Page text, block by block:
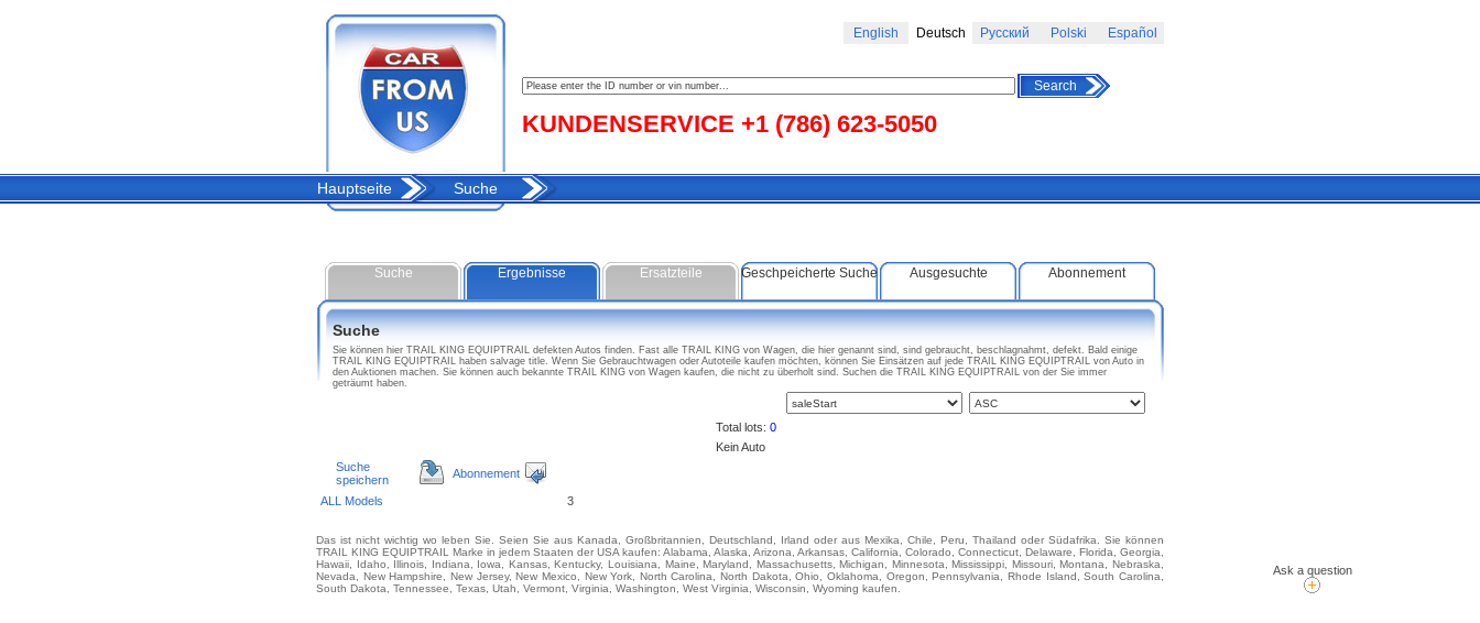
Ask a question
English Deutsch Русский Polski Español
KUNDENSERVICE +1 (786) 623-5050
Search
Hauptseite Suche
Suche Ergebnisse Ersatzteile Geschpeicherte Suche Ausgesuchte Abonnement
Suche
Sie können hier TRAIL KING EQUIPTRAIL defekten Autos finden. Fast alle TRAIL KING von Wagen, die hier genannt sind, sind gebraucht, beschlagnahmt, defekt. Bald einige
TRAIL KING EQUIPTRAIL haben salvage title. Wenn Sie Gebrauchtwagen oder Autoteile kaufen möchten, können Sie Einsätzen auf jede TRAIL KING EQUIPTRAIL von Auto in
den Auktionen machen. Sie können auch bekannte TRAIL KING von Wagen kaufen, die nicht zu überholt sind. Suchen die TRAIL KING EQUIPTRAIL von der Sie immer
geträumt haben.
Total lots: 0
Kein Auto
Suche
speichern
Abonnement
ALL Models 3
Das ist nicht wichtig wo leben Sie. Seien Sie aus Kanada, Großbritannien, Deutschland, Irland oder aus Mexika, Chile, Peru, Thailand oder Südafrika. Sie können
TRAIL KING EQUIPTRAIL Marke in jedem Staaten der USA kaufen: Alabama, Alaska, Arizona, Arkansas, California, Colorado, Connecticut, Delaware, Florida, Georgia,
Hawaii, Idaho, Illinois, Indiana, Iowa, Kansas, Kentucky, Louisiana, Maine, Maryland, Massachusetts, Michigan, Minnesota, Mississippi, Missouri, Montana, Nebraska,
Nevada, New Hampshire, New Jersey, New Mexico, New York, North Carolina, North Dakota, Ohio, Oklahoma, Oregon, Pennsylvania, Rhode Island, South Carolina,
South Dakota, Tennessee, Texas, Utah, Vermont, Virginia, Washington, West Virginia, Wisconsin, Wyoming kaufen.